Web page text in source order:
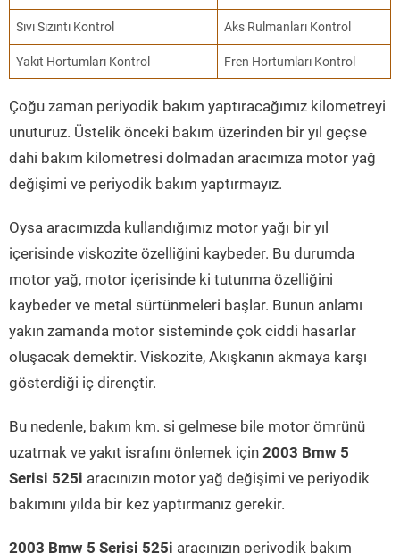
Sıvı Sızıntı Kontrol Aks Rulmanları Kontrol
Yakıt Hortumları Kontrol Fren Hortumları Kontrol
Çoğu zaman periyodik bakım yaptıracağımız kilometreyi
unuturuz. Üstelik önceki bakım üzerinden bir yıl geçse
dahi bakım kilometresi dolmadan aracımıza motor yağ
değişimi ve periyodik bakım yaptırmayız.
Oysa aracımızda kullandığımız motor yağı bir yıl
içerisinde viskozite özelliğini kaybeder. Bu durumda
motor yağ, motor içerisinde ki tutunma özelliğini
kaybeder ve metal sürtünmeleri başlar. Bunun anlamı
yakın zamanda motor sisteminde çok ciddi hasarlar
oluşacak demektir. Viskozite, Akışkanın akmaya karşı
gösterdiği iç dirençtir.
Bu nedenle, bakım km. si gelmese bile motor ömrünü
uzatmak ve yakıt israfını önlemek için 2003 Bmw 5
Serisi 525i aracınızın motor yağ değişimi ve periyodik
bakımını yılda bir kez yaptırmanız gerekir.
2003 Bmw 5 Serisi 525i aracınızın periyodik bakım